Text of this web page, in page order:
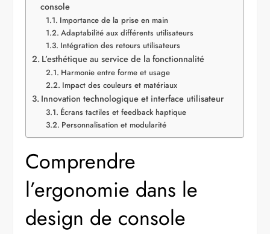
console
Importance de la prise en main
Adaptabilité aux différents utilisateurs
Intégration des retours utilisateurs
L’esthétique au service de la fonctionnalité
Harmonie entre forme et usage
Impact des couleurs et matériaux
Innovation technologique et interface utilisateur
Écrans tactiles et feedback haptique
Personnalisation et modularité
Comprendre
l’ergonomie dans le
design de console